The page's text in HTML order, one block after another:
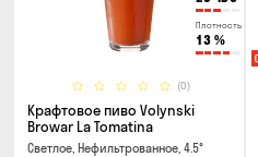
Плотность
13 %
(0)
Крафтовое пиво Volynski
Browar La Tomatina
Светлое, Нефильтрованное, 4.5°